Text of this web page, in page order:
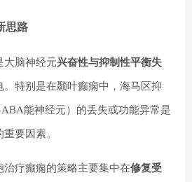
思路
大脑神经元兴奋性与抑制性平衡失
。特别是在颞叶癫痫中，海马区抑
能神经元）的丢失或功能异常是
要因素。
疗癫痫的策略主要集中在修复受